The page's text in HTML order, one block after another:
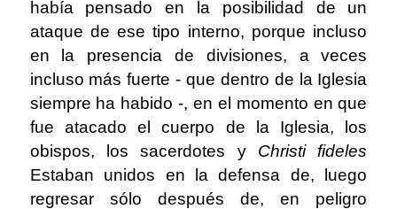
había pensado en la posibilidad de un
ataque de ese tipo interno, porque incluso
en la presencia de divisiones, a veces
incluso más fuerte - que dentro de la Iglesia
siempre ha habido -, en el momento en que
fue atacado el cuerpo de la Iglesia, los
obispos, los sacerdotes y Christi fideles
Estaban unidos en la defensa de, luego
regresar sólo después de, en peligro